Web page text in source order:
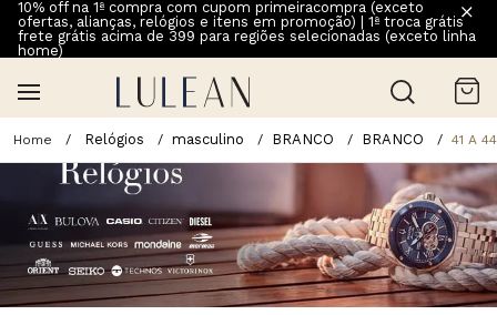
10% off na 1ª compra com cupom primeiracompra (exceto
ofertas, alianças, relógios e itens em promoção) | 1ª troca grátis
frete grátis acima de 399 para regiões selecionadas (exceto linha
home)
Relógios masculino BRANCO BRANCO 41 A